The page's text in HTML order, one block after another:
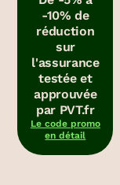
-10% de
réduction
sur
l'assurance
testée et
approuvée
par PVT.fr
Le code promo
en détail